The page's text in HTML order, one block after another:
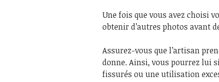
Une fois que vous avez choisi
obtenir d’autres photos avant
Assurez-vous que l’artisan
donne. Ainsi, vous pourrez lui
fissurés ou une utilisation